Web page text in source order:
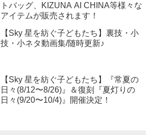
トバッグ、KIZUNA AI CHINA等様々な
アイテムが販売されます！
【Sky 星を紡ぐ子どもたち】裏技・小
技・小ネタ動画集/随時更新♪
【Sky 星を紡ぐ子どもたち】『常夏の
日々(8/12〜8/26)』＆復刻『夏灯りの
日々(9/20〜10/4)』開催決定！